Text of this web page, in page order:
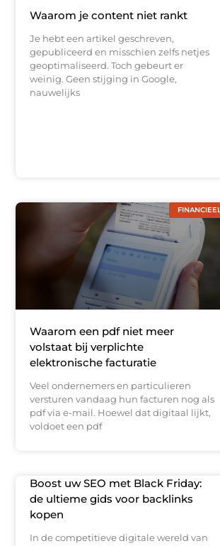
Waarom je content niet rankt
Je hebt een artikel geschreven,
gepubliceerd en misschien zelfs netjes
geoptimaliseerd. Toch gebeurt er
weinig. Geen stijging in Google,
nauwelijks
FINANCIEEL
Waarom een pdf niet meer
volstaat bij verplichte
elektronische facturatie
Veel ondernemers en particulieren
versturen vandaag hun facturen nog als
pdf via e-mail. Hoewel dat digitaal lijkt,
voldoet een pdf
Boost uw SEO met Black Friday:
de ultieme gids voor backlinks
kopen
In de competitieve digitale wereld van